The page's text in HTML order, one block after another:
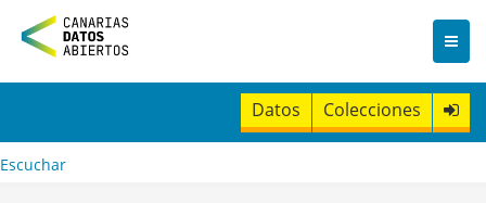
n
t
Datos Colecciones
Escuchar